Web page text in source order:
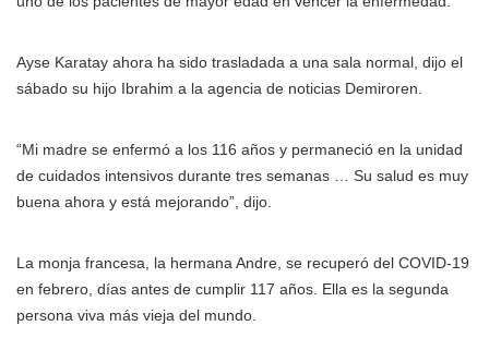
Ayse Karatay ahora ha sido trasladada a una sala normal, dijo el
sábado su hijo Ibrahim a la agencia de noticias Demiroren.
“Mi madre se enfermó a los 116 años y permaneció en la unidad
de cuidados intensivos durante tres semanas … Su salud es muy
buena ahora y está mejorando”, dijo.
La monja francesa, la hermana Andre, se recuperó del COVID-19
en febrero, días antes de cumplir 117 años. Ella es la segunda
persona viva más vieja del mundo.